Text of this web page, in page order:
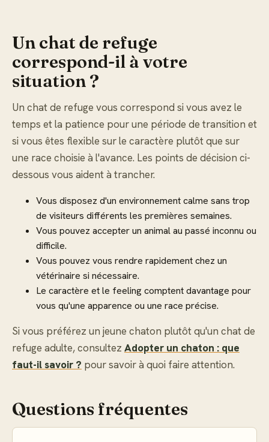
Un chat de refuge
correspond-il à votre
situation ?
Un chat de refuge vous correspond si vous avez le
temps et la patience pour une période de transition et
si vous êtes flexible sur le caractère plutôt que sur
une race choisie à l'avance. Les points de décision ci-
dessous vous aident à trancher.
Vous disposez d'un environnement calme sans trop
de visiteurs différents les premières semaines.
Vous pouvez accepter un animal au passé inconnu ou
difficile.
Vous pouvez vous rendre rapidement chez un
vétérinaire si nécessaire.
Le caractère et le feeling comptent davantage pour
vous qu'une apparence ou une race précise.
Si vous préférez un jeune chaton plutôt qu'un chat de
refuge adulte, consultez Adopter un chaton : que
faut-il savoir ? pour savoir à quoi faire attention.
Questions fréquentes